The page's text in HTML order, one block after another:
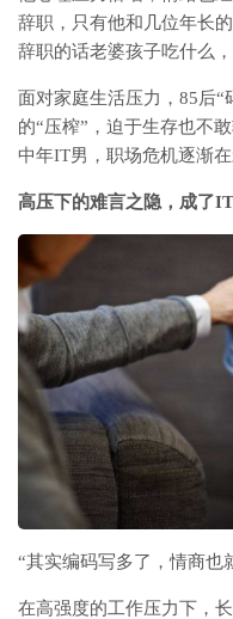
辞职，只有他和几位年长
辞职的话老婆孩子吃什么
面对家庭生活压力，85后“
的“压榨”，迫于生存也不
中年IT男，职场危机逐渐在
高压下的难言之隐，成了
“其实编码写多了，情商也
在高强度的工作压力下，